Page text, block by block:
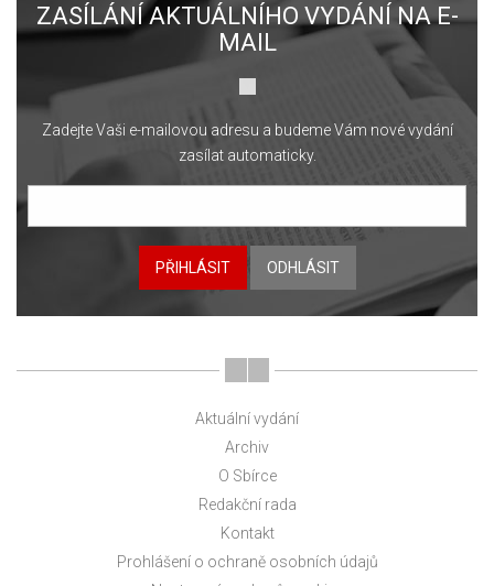
ZASÍLÁNÍ AKTUÁLNÍHO VYDÁNÍ NA E-
MAIL
Zadejte Vaši e-mailovou adresu a budeme Vám nové vydání
zasílat automaticky.
PŘIHLÁSIT ODHLÁSIT
Aktuální vydání
Archiv
O Sbírce
Redakční rada
Kontakt
Prohlášení o ochraně osobních údajů